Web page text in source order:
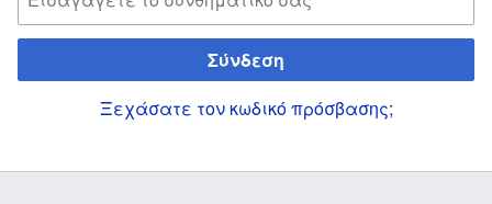
Σύνδεση
Ξεχάσατε τον κωδικό πρόσβασης;